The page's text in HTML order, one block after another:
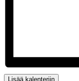
Lisää kalenteriin